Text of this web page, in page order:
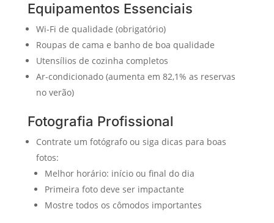
Equipamentos Essenciais
Wi-Fi de qualidade (obrigatório)
Roupas de cama e banho de boa qualidade
Utensílios de cozinha completos
Ar-condicionado (aumenta em 82,1% as reservas
no verão)
Fotografia Profissional
Contrate um fotógrafo ou siga dicas para boas
fotos:
Melhor horário: início ou final do dia
Primeira foto deve ser impactante
Mostre todos os cômodos importantes